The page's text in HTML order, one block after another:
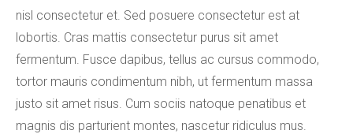
nisl consectetur et. Sed posuere consectetur est at
lobortis. Cras mattis consectetur purus sit amet
fermentum. Fusce dapibus, tellus ac cursus commodo,
tortor mauris condimentum nibh, ut fermentum massa
justo sit amet risus. Cum sociis natoque penatibus et
magnis dis parturient montes, nascetur ridiculus mus.